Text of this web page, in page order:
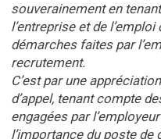
souverainement en
l’entreprise et de
démarches faites par
recrutement.
C’est par une
d’appel, tenant compte
engagées par
l’importance du poste de